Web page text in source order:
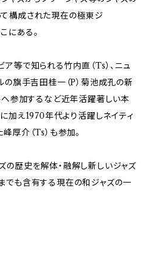
構成された現在の極東ジ
にある。
ア等で知られる竹内直（Ts）、ニュ
の旗手吉田桂一（P）菊池成孔の新
参加するなど近年活躍著しい本
加え1970年代より活躍しネイティ
厚介（Ts）も参加。
の歴史を解体・融解し新しいジャズ
でも含有する現在の和ジャズの一